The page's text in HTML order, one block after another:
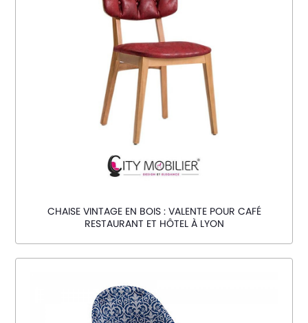
CHAISE VINTAGE EN BOIS : VALENTE POUR CAFÉ
RESTAURANT ET HÔTEL À LYON